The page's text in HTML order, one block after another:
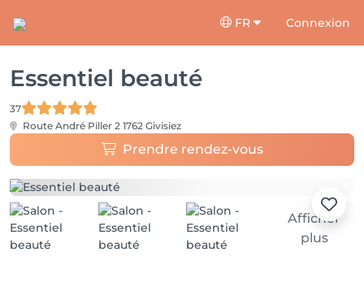
FR Connexion
Essentiel beauté
37
Route André Piller 2 1762 Givisiez
Prendre rendez-vous
Afficher
plus